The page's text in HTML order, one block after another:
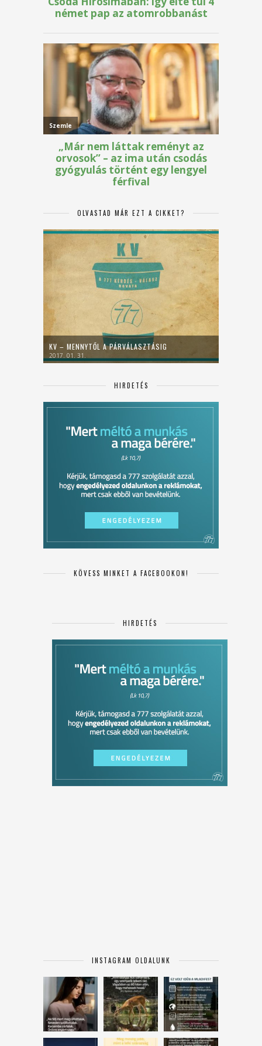
OLVASTAD MÁR EZT A CIKKET?
KV – MENNYTŐL A PÁRVÁLASZTÁSIG
2017. 01. 31.
HIRDETÉS
KÖVESS MINKET A FACEBOOKON!
HIRDETÉS
INSTAGRAM OLDALUNK